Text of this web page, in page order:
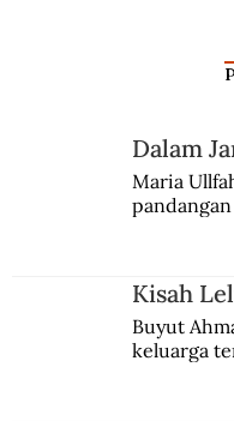
Kisah Dua
Dalam
Maria
Kisah
Buyut
keluarga